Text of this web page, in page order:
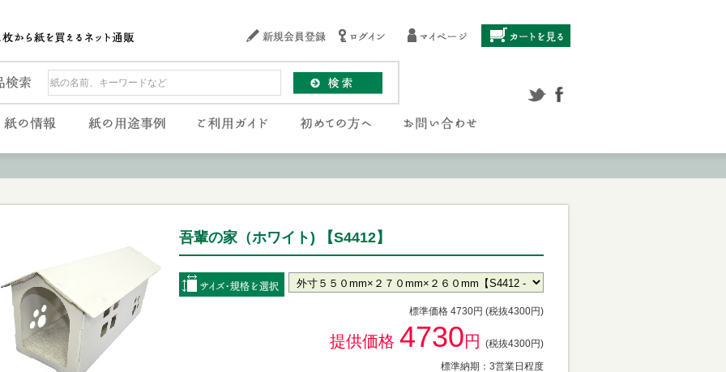
吾輩の家（ホワイト) 【S4412】
標準価格 4730円 (税抜4300円)
提供価格 4730円
(税抜4300円)
標準納期：3営業日程度